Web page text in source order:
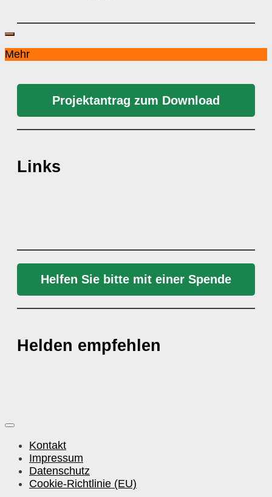
Mehr
Projektantrag zum Download
Links
Helfen Sie bitte mit einer Spende
Helden empfehlen
Kontakt
Impressum
Datenschutz
Cookie-Richtlinie (EU)